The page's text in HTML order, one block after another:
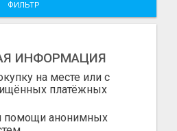
ФИЛЬТР
ИНФОРМАЦИЯ
на месте или с
платёжных
помощи анонимных